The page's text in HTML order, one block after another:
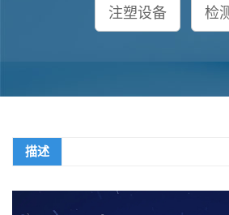
注塑设备 检
描述